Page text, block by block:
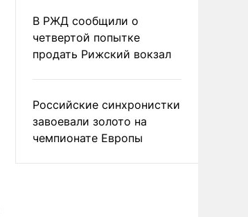
В РЖД сообщили о
четвертой попытке
продать Рижский вокзал
Российские синхронистки
завоевали золото на
чемпионате Европы